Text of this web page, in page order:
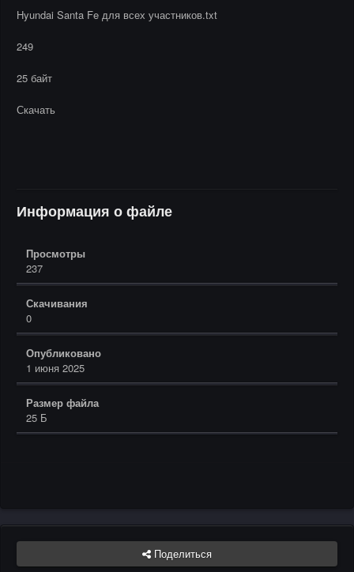
Hyundai Santa Fe для всех участников.txt
249
25 байт
Скачать
Информация о файле
Просмотры
237
Скачивания
0
Опубликовано
1 июня 2025
Размер файла
25 Б
Поделиться